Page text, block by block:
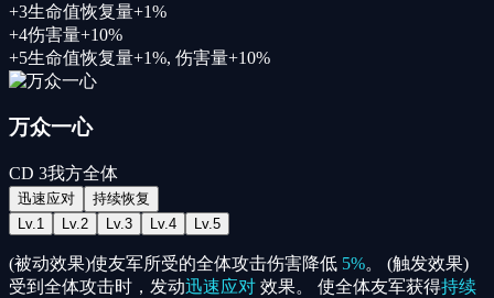
+3生命值恢复量+1%
+4伤害量+10%
+5生命值恢复量+1%, 伤害量+10%
万众一心
CD 3我方全体
迅速应对
持续恢复
Lv. 1 Lv. 2 Lv. 3 Lv. 4 Lv. 5
(被动效果)使友军所受的全体攻击伤害降低 5%。 (触发效果)
受到全体攻击时，发动迅速应对 效果。 使全体友军获得持续